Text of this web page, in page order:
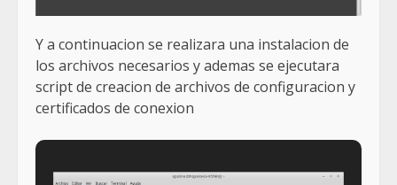
Y a continuacion se realizara una instalacion de
los archivos necesarios y ademas se ejecutara
script de creacion de archivos de configuracion y
certificados de conexion